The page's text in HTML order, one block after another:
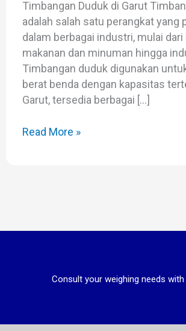
Timbangan Duduk di Garut
adalah salah satu perangkat yang
dalam berbagai industri, mulai
makanan dan minuman hingga
Timbangan duduk digunakan
berat benda dengan kapasitas
Garut, tersedia berbagai […]
Read More »
Consult your weighing needs with